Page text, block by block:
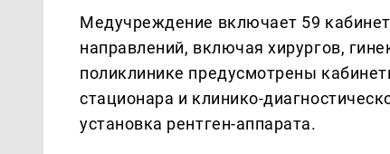
Медучреждение включает 59
направлений, включая хирургов,
поликлинике предусмотрены
стационара и клинико-
установка рентген-аппарата.